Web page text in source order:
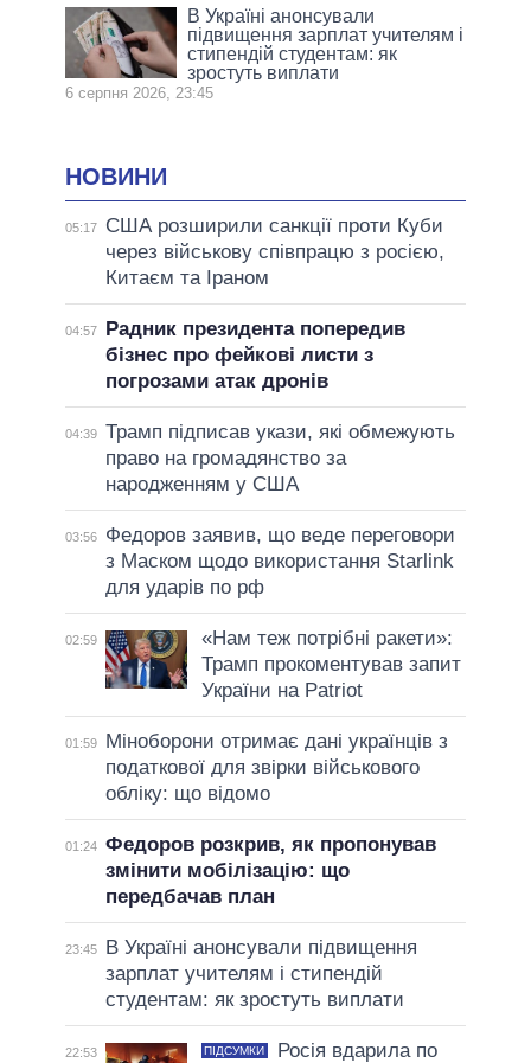
В Україні анонсували
підвищення зарплат учителям і
стипендій студентам: як
зростуть виплати
6 серпня 2026, 23:45
НОВИНИ
05:17
США розширили санкції проти Куби
через військову співпрацю з росією,
Китаєм та Іраном
04:57
Радник президента попередив
бізнес про фейкові листи з
погрозами атак дронів
04:39 Трамп підписав укази, які обмежують
право на громадянство за
народженням у США
03:56
Федоров заявив, що веде переговори
з Маском щодо використання Starlink
для ударів по рф
02:59
«Нам теж потрібні ракети»:
Трамп прокоментував запит
України на Patriot
01:59
Міноборони отримає дані українців з
податкової для звірки військового
обліку: що відомо
01:24 Федоров розкрив, як пропонував
змінити мобілізацію: що
передбачав план
23:45
В Україні анонсували підвищення
зарплат учителям і стипендій
студентам: як зростуть виплати
22:53 ПІДСУМКИ
Росія вдарила по